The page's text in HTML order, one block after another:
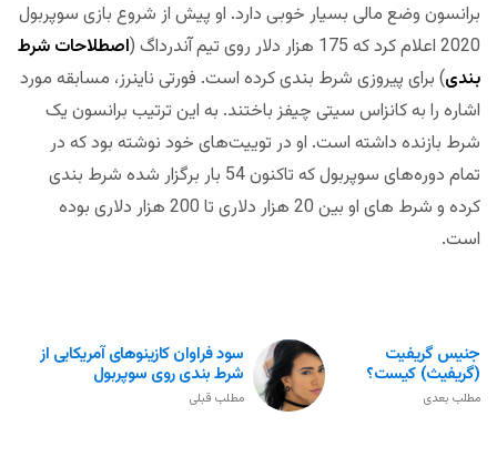
برانسون وضع مالی بسیار خوبی دارد. او پیش از شروع بازی سوپربول
2020 اعلام کرد که 175 هزار دلار روی تیم آندرداگ (
اصطلاحات شرط
بندی) برای پیروزی شرط بندی کرده است. فورتی ناینرز، مسابقه مورد
اشاره را به کانزاس سیتی چیفز باختند. به این ترتیب برانسون یک
شرط بازنده داشته است. او در توییت‌های خود نوشته بود که در
تمام دوره‌های سوپربول که تاکنون 54 بار برگزار شده شرط بندی
کرده و شرط های او بین 20 هزار دلاری تا 200 هزار دلاری بوده
است.
سود فراوان کازینوهای آمریکایی از
شرط بندی روی سوپربول
مطلب قبلی
جنیس گریفیت
(گریفیث) کیست؟
مطلب بعدی